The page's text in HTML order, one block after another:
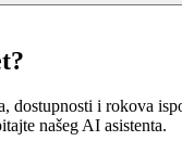
dostupnosti i rokova
našeg AI asistenta.